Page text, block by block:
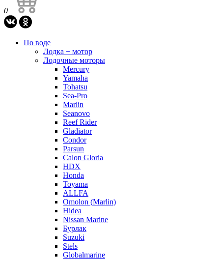
0
По воде
Лодка + мотор
Лодочные моторы
Mercury
Yamaha
Tohatsu
Sea-Pro
Marlin
Seanovo
Reef Rider
Gladiator
Condor
Parsun
Calon Gloria
HDX
Honda
Toyama
ALLFA
Omolon (Marlin)
Hidea
Nissan Marine
Бурлак
Suzuki
Stels
Globalmarine